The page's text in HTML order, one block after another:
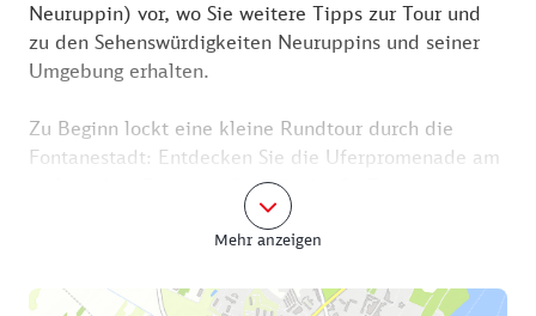
Neuruppin) vor, wo Sie weitere Tipps zur Tour und
zu den Sehenswürdigkeiten Neuruppins und seiner
Umgebung erhalten.
Zu Beginn lockt eine kleine Rundtour durch die
Fontanestadt: Entdecken Sie die Uferpromenade am
malerischen Ruppiner See mit der St.-Trinitatis-
Kirche und die historische Altstadt mit den
frühklassizistischen Gebäuden. In der Karl-Marx-
Geburtshaus, die Löwenapotheke (Hausnummer 84)
Mehr anzeigen